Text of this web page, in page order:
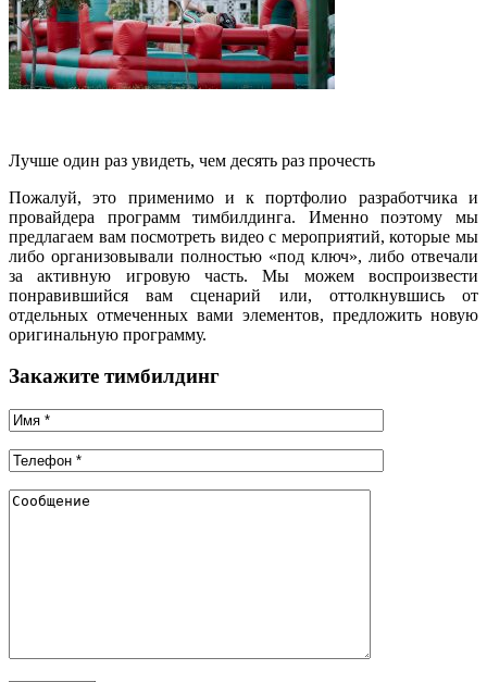
Лучше один раз увидеть, чем десять раз прочесть
Пожалуй, это применимо и к портфолио разработчика и
провайдера программ тимбилдинга. Именно поэтому мы
предлагаем вам посмотреть видео с мероприятий, которые мы
либо организовывали полностью «под ключ», либо отвечали
за активную игровую часть. Мы можем воспроизвести
понравившийся вам сценарий или, оттолкнувшись от
отдельных отмеченных вами элементов, предложить новую
оригинальную программу.
Закажите тимбилдинг